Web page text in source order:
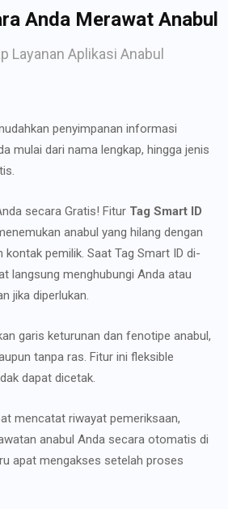
Anda Merawat Anabul
Layanan Aplikasi Anabul
penyimpanan informasi
mulai dari nama lengkap, hingga jenis
secara Gratis! Fitur Tag Smart ID
anabul yang hilang dengan
kontak pemilik. Saat Tag Smart ID di-
langsung menghubungi Anda atau
jika diperlukan.
garis keturunan dan fenotipe anabul,
tanpa ras. Fitur ini fleksible
dapat dicetak.
mencatat riwayat pemeriksaan,
anabul Anda secara otomatis di
apat mengakses setelah proses